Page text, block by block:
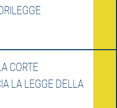
CORTE
LA LEGGE DELLA